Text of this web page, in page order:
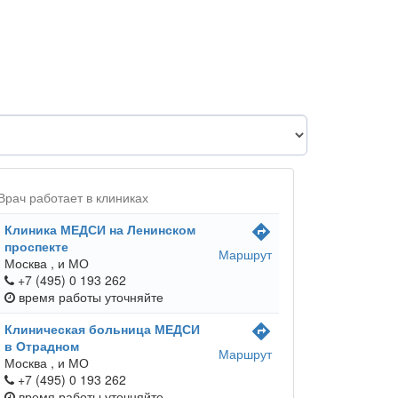
работает в клиниках
Клиника МЕДСИ на Ленинском
проспекте
Москва , и МО
+7 (495) 0 193 262
время работы уточняйте
directions
Маршрут
Клиническая больница МЕДСИ
в Отрадном
Москва , и МО
+7 (495) 0 193 262
directions
Маршрут